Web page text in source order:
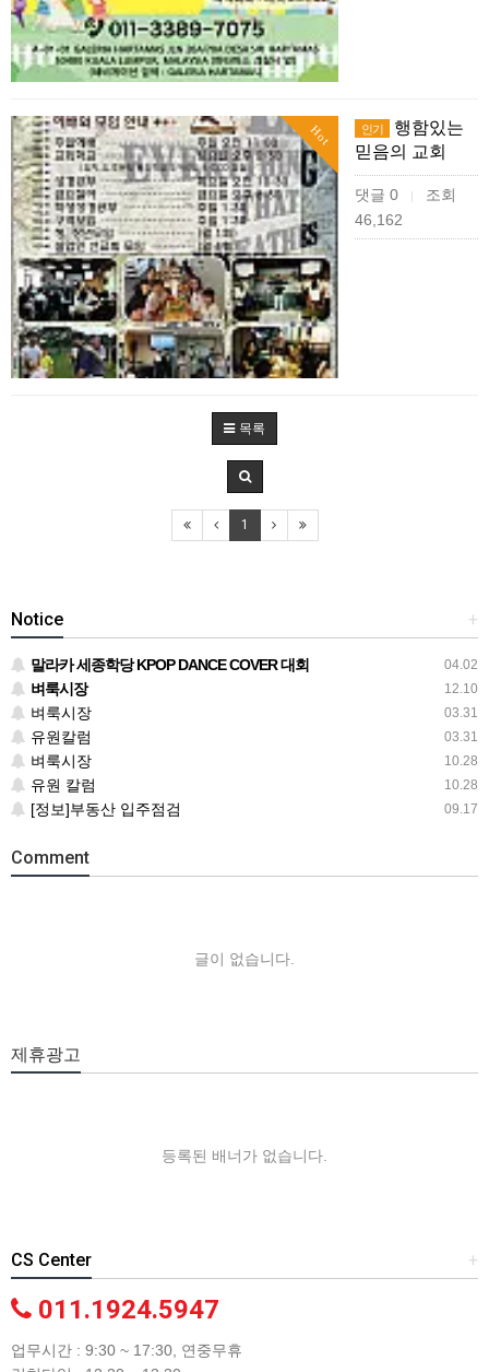
Hot 인기
행함있는
믿음의 교회
댓글 0 |
조회
46,162
목록
1
+
Notice
04.02
말라카 세종학당 KPOP DANCE COVER 대회
12.10
벼룩시장
03.31
벼룩시장
03.31
유원칼럼
10.28
벼룩시장
10.28
유원 칼럼
09.17
[정보]부동산 입주점검
Comment
글이 없습니다.
제휴광고
등록된 배너가 없습니다.
+
CS Center
011.1924.5947
업무시간 : 9:30 ~ 17:30, 연중무휴